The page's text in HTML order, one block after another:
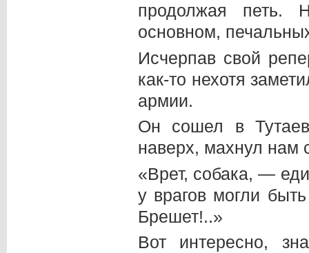
продолжая петь.
основном,
Исчерпав свой
как-то нехотя
армии.
Он сошел в
наверх, махнул нам
«Врет, собака, —
у врагов могли
Брешет!..»
Вот интересно,